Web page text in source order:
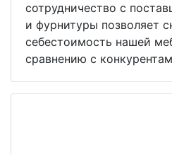
сотрудничество с
и фурнитуры позволяет
себестоимость нашей
сравнению с